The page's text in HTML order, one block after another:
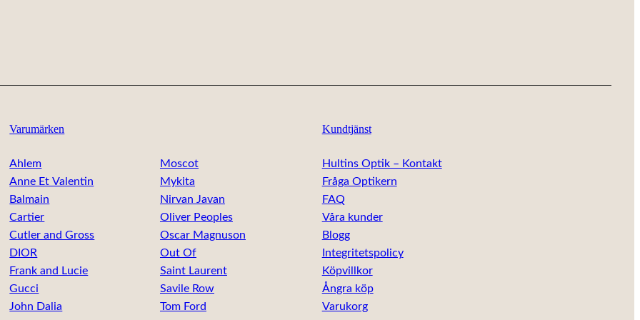
Varumärken
Ahlem
Anne Et Valentin
Balmain
Cartier
Cutler and Gross
DIOR
Frank and Lucie
Gucci
John Dalia
Moscot
Mykita
Nirvan Javan
Oliver Peoples
Oscar Magnuson
Out Of
Saint Laurent
Savile Row
Tom Ford
Kundtjänst
Hultins Optik – Kontakt
Fråga Optikern
FAQ
Våra kunder
Blogg
Integritetspolicy
Köpvillkor
Ångra köp
Varukorg